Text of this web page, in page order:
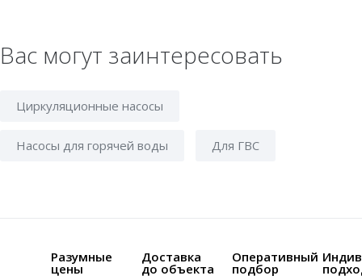
Вас могут заинтересовать
Циркуляционные насосы
Насосы для горячей воды Для ГВС
Разумные
цены
Доставка
до объекта
Оперативный
подбор